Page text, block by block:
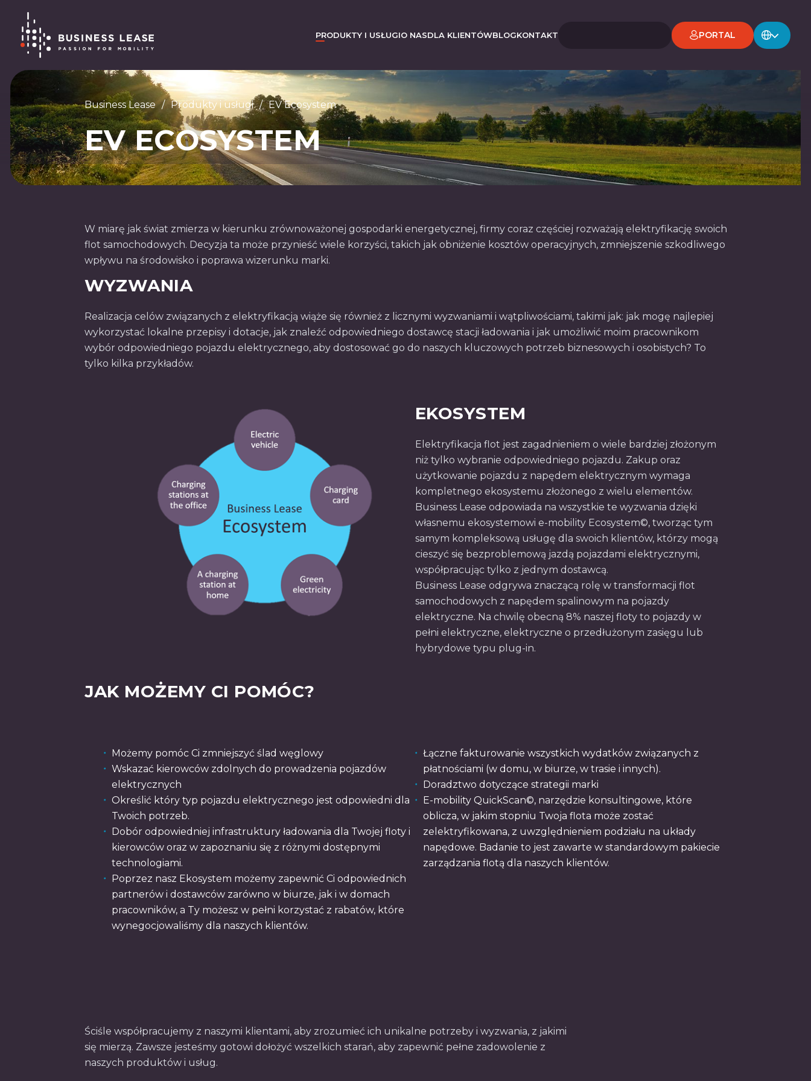
PRODUKTY I USŁUGIO NASDLA KLIENTÓWBLOGKONTAKT PORTAL
Business Lease / Produkty i usługi / EV Ecosystem
EV ECOSYSTEM
W miarę jak świat zmierza w kierunku zrównoważonej gospodarki energetycznej, firmy coraz częściej rozważają elektryfikację swoich
flot samochodowych. Decyzja ta może przynieść wiele korzyści, takich jak obniżenie kosztów operacyjnych, zmniejszenie szkodliwego
wpływu na środowisko i poprawa wizerunku marki.
WYZWANIA
Realizacja celów związanych z elektryfikacją wiąże się również z licznymi wyzwaniami i wątpliwościami, takimi jak: jak mogę najlepiej
wykorzystać lokalne przepisy i dotacje, jak znaleźć odpowiedniego dostawcę stacji ładowania i jak umożliwić moim pracownikom
wybór odpowiedniego pojazdu elektrycznego, aby dostosować go do naszych kluczowych potrzeb biznesowych i osobistych? To
tylko kilka przykładów.
EKOSYSTEM
Elektryfikacja flot jest zagadnieniem o wiele bardziej złożonym
niż tylko wybranie odpowiedniego pojazdu. Zakup oraz
użytkowanie pojazdu z napędem elektrycznym wymaga
kompletnego ekosystemu złożonego z wielu elementów.
Business Lease odpowiada na wszystkie te wyzwania dzięki
własnemu ekosystemowi e-mobility Ecosystem©, tworząc tym
samym kompleksową usługę dla swoich klientów, którzy mogą
cieszyć się bezproblemową jazdą pojazdami elektrycznymi,
współpracując tylko z jednym dostawcą.
Business Lease odgrywa znaczącą rolę w transformacji flot
samochodowych z napędem spalinowym na pojazdy
elektryczne. Na chwilę obecną 8% naszej floty to pojazdy w
pełni elektryczne, elektryczne o przedłużonym zasięgu lub
hybrydowe typu plug-in.
JAK MOŻEMY CI POMÓC?
Możemy pomóc Ci zmniejszyć ślad węglowy
Wskazać kierowców zdolnych do prowadzenia pojazdów
elektrycznych
Określić który typ pojazdu elektrycznego jest odpowiedni dla
Twoich potrzeb.
Dobór odpowiedniej infrastruktury ładowania dla Twojej floty i
kierowców oraz w zapoznaniu się z różnymi dostępnymi
technologiami.
Poprzez nasz Ekosystem możemy zapewnić Ci odpowiednich
partnerów i dostawców zarówno w biurze, jak i w domach
pracowników, a Ty możesz w pełni korzystać z rabatów, które
wynegocjowaliśmy dla naszych klientów.
Łączne fakturowanie wszystkich wydatków związanych z
płatnościami (w domu, w biurze, w trasie i innych).
Doradztwo dotyczące strategii marki
E-mobility QuickScan©, narzędzie konsultingowe, które
oblicza, w jakim stopniu Twoja flota może zostać
zelektryfikowana, z uwzględnieniem podziału na układy
napędowe. Badanie to jest zawarte w standardowym pakiecie
zarządzania flotą dla naszych klientów.
Ściśle współpracujemy z naszymi klientami, aby zrozumieć ich unikalne potrzeby i wyzwania, z jakimi
się mierzą. Zawsze jesteśmy gotowi dołożyć wszelkich starań, aby zapewnić pełne zadowolenie z
naszych produktów i usług.